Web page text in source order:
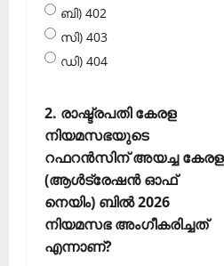
ബി) 402
സി) 403
ഡി) 404
2. രാഷ്ട്രപതി കേരള
നിയമസഭയുടെ
റഫറന്‍സിന് അയച്ച കേരള
(ആള്‍ട്രേഷന്‍ ഓഫ്
നെയിം) ബില്‍ 2026
നിയമസഭ അംഗീകരിച്ചത്
എന്നാണ്?